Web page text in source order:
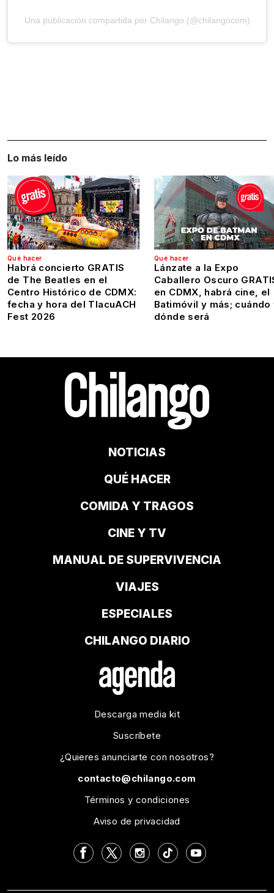
Una publicación compartida por Chilango (@chilangocom)
Lo más leído
Qué hacer
Habrá concierto GRATIS
de The Beatles en el
Centro Histórico de CDMX:
fecha y hora del TlacuACH
Fest 2026
Qué hacer
Lánzate a la Expo
Caballero Oscuro
en CDMX, habrá cine, el
Batimóvil y más; cuándo
dónde será
NOTICIAS
QUÉ HACER
COMIDA Y TRAGOS
CINE Y TV
MANUAL DE SUPERVIVENCIA
VIAJES
ESPECIALES
CHILANGO DIARIO
Descarga media kit
Suscríbete
¿Quieres anunciarte con nosotros?
contacto@chilango.com
Términos y condiciones
Aviso de privacidad